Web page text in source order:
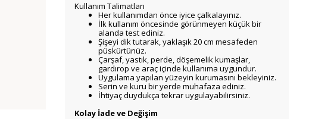
Kullanım Talimatları
Her kullanımdan önce iyice çalkalayınız.
İlk kullanım öncesinde görünmeyen küçük bir
alanda test ediniz.
Şişeyi dik tutarak, yaklaşık 20 cm mesafeden
püskürtünüz.
Çarşaf, yastık, perde, döşemelik kumaşlar,
gardırop ve araç içinde kullanıma uygundur.
Uygulama yapılan yüzeyin kurumasını bekleyiniz.
Serin ve kuru bir yerde muhafaza ediniz.
İhtiyaç duydukça tekrar uygulayabilirsiniz.
Kolay İade ve Değişim